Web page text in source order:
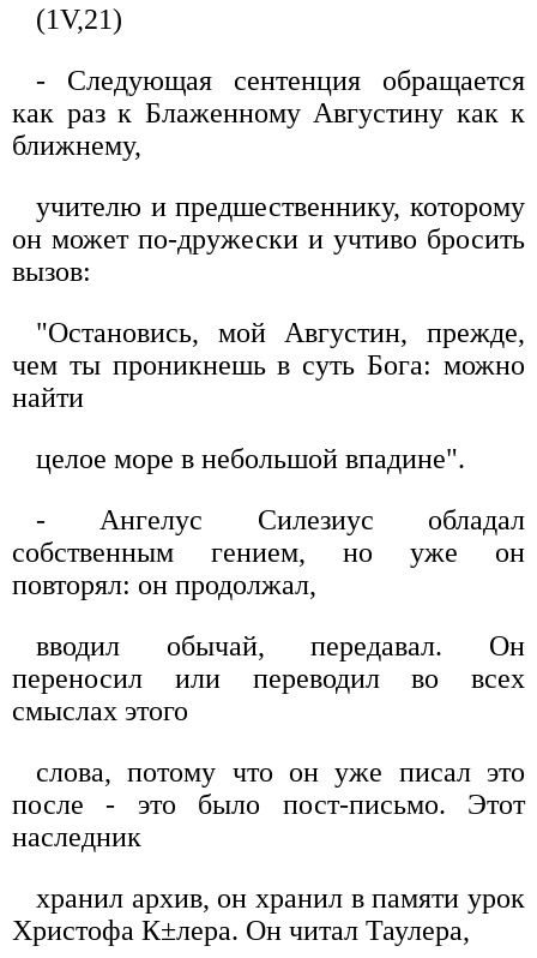
(1V,21)
- Следующая сентенция обращается
как раз к Блаженному Августину как к
ближнему,
учителю и предшественнику, которому
он может по-дружески и учтиво бросить
вызов:
"Остановись, мой Августин, прежде,
чем ты проникнешь в суть Бога: можно
найти
целое море в небольшой впадине".
- Ангелус Силезиус обладал
собственным гением, но уже он
повторял: он продолжал,
вводил обычай, передавал. Он
переносил или переводил во всех
смыслах этого
слова, потому что он уже писал это
после - это было пост-письмо. Этот
наследник
хранил архив, он хранил в памяти урок
Христофа К±лера. Он читал Таулера,